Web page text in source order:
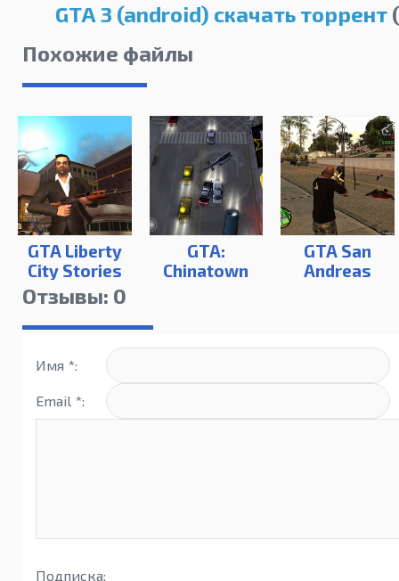
GTA 3 (android) скачать торрент
Похожие файлы
GTA Liberty
City Stories
(android)
GTA:
Chinatown
GTA San
Andreas
Отзывы: 0
Имя *:
Email *:
Подписка: